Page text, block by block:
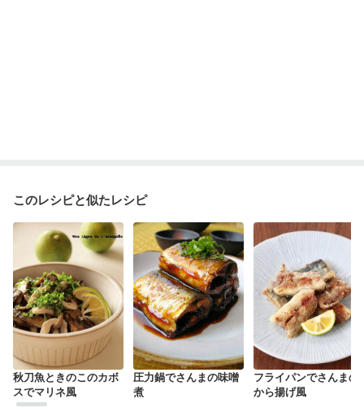
このレシピと似たレシピ
秋刀魚ときのこのカボ
スでマリネ風
圧力鍋でさんまの味噌
煮
フライパンでさんまの
から揚げ風